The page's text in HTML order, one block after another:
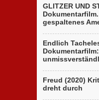
GLITZER UND
gespaltenes
Endlich
Freud (2020)
dreht durch